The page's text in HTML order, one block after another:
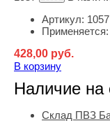
Артикул: 1057
Применяется:
428,00 руб.
В корзину
Наличие на
Склад ПВЗ